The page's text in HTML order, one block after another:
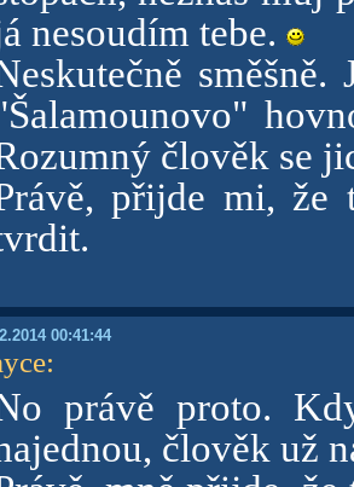
nesoudím tebe.
člověk se
přijde mi, že
00:41:44
:
právě proto.
člověk už